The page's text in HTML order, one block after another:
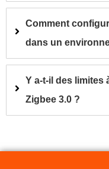
Comment
dans un
Y a-t-il des
Zigbee 3.0 ?